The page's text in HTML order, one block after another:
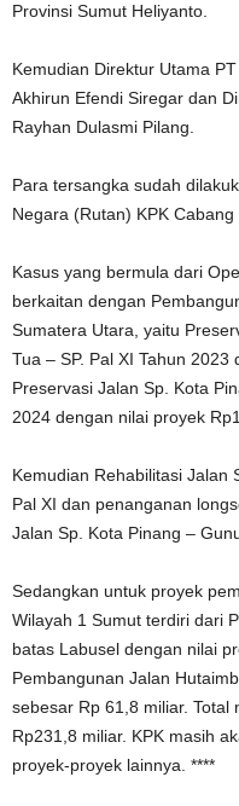
Provinsi Sumut Heliyanto.
Kemudian Direktur Utama
Akhirun Efendi Siregar dan
Rayhan Dulasmi Pilang.
Para tersangka sudah
Negara (Rutan) KPK Cabang
Kasus yang bermula dari
berkaitan dengan
Sumatera Utara, yaitu
Tua – SP. Pal XI Tahun
Preservasi Jalan Sp. Kota
2024 dengan nilai proyek
Kemudian Rehabilitasi Jalan
Pal XI dan penanganan
Jalan Sp. Kota Pinang –
Sedangkan untuk proyek
Wilayah 1 Sumut terdiri dari
batas Labusel dengan nilai
Pembangunan Jalan
sebesar Rp 61,8 miliar. Total
Rp231,8 miliar. KPK masih
proyek-proyek lainnya. ****